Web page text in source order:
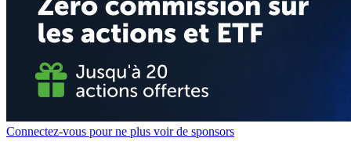
Connectez-vous pour ne plus voir de sponsors